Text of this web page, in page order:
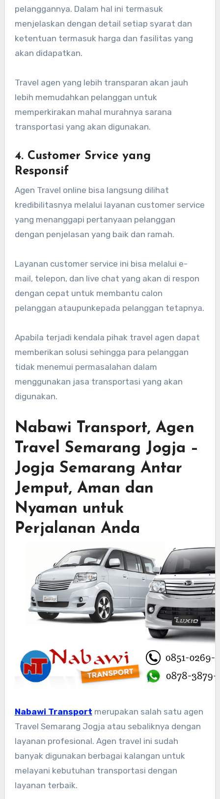
pelanggannya. Dalam hal ini termasuk
menjelaskan dengan detail setiap syarat dan
ketentuan termasuk harga dan fasilitas yang
akan didapatkan.
Travel agen yang lebih transparan akan jauh
lebih memudahkan pelanggan untuk
memperkirakan mahal murahnya sarana
transportasi yang akan digunakan.
4. Customer Srvice yang
Responsif
Agen Travel online bisa langsung dilihat
kredibilitasnya melalui layanan customer service
yang menanggapi pertanyaan pelanggan
dengan penjelasan yang baik dan ramah.
Layanan customer service ini bisa melalui e-
mail, telepon, dan live chat yang akan di respon
dengan cepat untuk membantu calon
pelanggan ataupunkepada pelanggan tetapnya.
Apabila terjadi kendala pihak travel agen dapat
memberikan solusi sehingga para pelanggan
tidak menemui permasalahan dalam
menggunakan jasa transportasi yang akan
digunakan.
Nabawi Transport, Agen
Travel Semarang Jogja –
Jogja Semarang Antar
Jemput, Aman dan
Nyaman untuk
Perjalanan Anda
Nabawi Transport merupakan salah satu agen
Travel Semarang Jogja atau sebaliknya dengan
layanan profesional. Agen travel ini sudah
banyak digunakan berbagai kalangan untuk
melayani kebutuhan transportasi dengan
layanan terbaik.